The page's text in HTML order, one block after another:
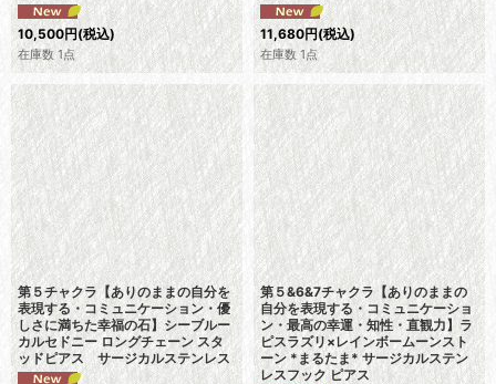
10,500円(税込)
在庫数 1点
11,680円(税込)
在庫数 1点
第５チャクラ【ありのままの自分を
表現する・コミュニケーション・優
しさに満ちた幸福の石】シーブルー
カルセドニー ロングチェーン スタ
ッドピアス サージカルステンレス
第５&6&7チャクラ【ありのままの
自分を表現する・コミュニケーショ
ン・最高の幸運・知性・直観力】ラ
ピスラズリ×レインボームーンスト
ーン *まるたま* サージカルステン
レスフック ピアス